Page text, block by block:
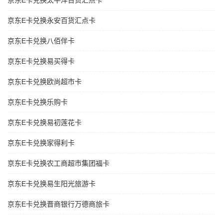
京东E卡兑换永安百货汇点卡
京东E卡兑换八佰伴卡
京东E卡兑换易买得卡
京东E卡兑换欧尚超市卡
京东E卡兑换乐购卡
京东E卡兑换易初莲花卡
京东E卡兑换家得利卡
京东E卡兑换农工商超市集团福卡
京东E卡兑换易生阳光旅游卡
京东E卡兑换晋商银行万德商旅卡